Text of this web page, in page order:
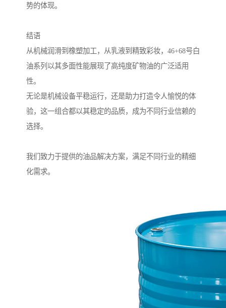
势的体现。
结语
从机械润滑到橡塑加工，从乳液到精致彩妆，46+68号白
油系列以其多面性能展现了高纯度矿物油的广泛适用
性。
无论是机械设备平稳运行，还是助力打造令人愉悦的体
验，这一组合都以其稳定的品质，成为不同行业信赖的
选择。
我们致力于提供的油品解决方案，满足不同行业的精细
化需求。